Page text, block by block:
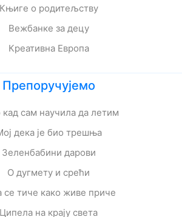
Књиге о родитељству
Вежбанке за децу
Креативна Европа
Препоручујемо
кад сам научила да летим
дека је био трешња
Зеленбабини дарови
О дугмету и срећи
се тиче како живе приче
Ципела на крају света